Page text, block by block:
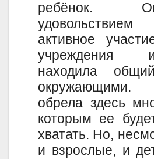
ребёнок.
удовольствием
активное
учреждения
находила
обрела здесь
которым ее
хватать. Но,
и взрослые, и